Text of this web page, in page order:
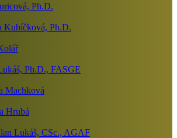
Ph.D.
Kubíčková, Ph.D.
Ph.D., FASGE
Machková
Hrubá
Lukáš, CSc., AGAF